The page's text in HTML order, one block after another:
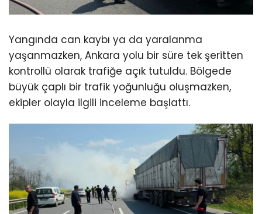
Yangında can kaybı ya da yaralanma
yaşanmazken, Ankara yolu bir süre tek şeritten
kontrollü olarak trafiğe açık tutuldu. Bölgede
büyük çaplı bir trafik yoğunluğu oluşmazken,
ekipler olayla ilgili inceleme başlattı.